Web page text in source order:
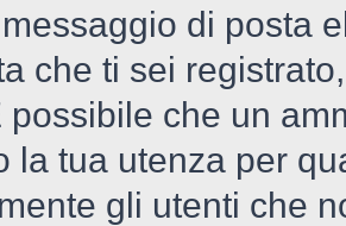
di posta
che ti sei
possibile che un
la tua utenza per
gli utenti che